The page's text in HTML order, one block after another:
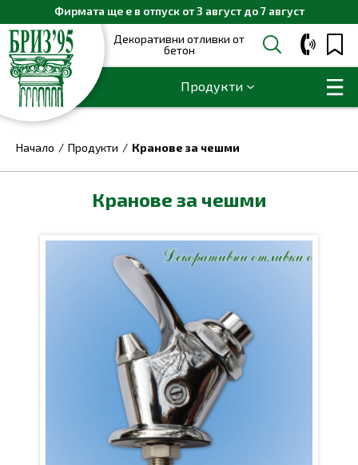
Фирмата ще е в отпуск от 3 август до 7 август
Декоративни отливки от
бетон
Продукти
Начало Продукти Кранове за чешми
Кранове за чешми